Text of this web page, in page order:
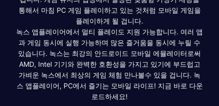
통해서 마침 PC 게임 플레이하고 있는 것처럼 모바일 게임을
플레이하게 될 겁니다.
녹스 앱플레이어에서 멀티 플레이도 지원 가능합니다. 여러 앱
과 게임 동시에 실행 가능하며 많은 즐거움을 동시에 누릴 수
있습니다. 녹스는 최강의 안드로이드 모바일 에뮬레이터로써
AMD, Intel 기기와 완벽한 호환성을 가지고 있기에 부드럽고
가벼운 녹스에서 최상의 게임 체험 만나볼수 있을 겁니다. 녹
스 앱플레이어, PC에서 즐기는 모바일 라이프! 지금 바로 다운
로드하세요!